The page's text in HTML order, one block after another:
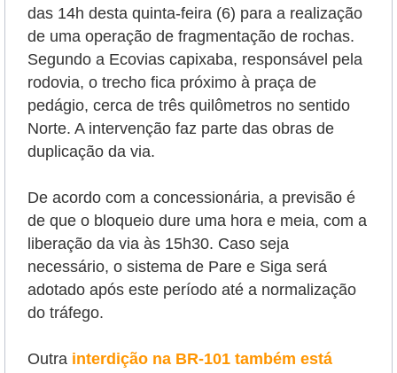
das 14h desta quinta-feira (6) para a realização
de uma operação de fragmentação de rochas.
Segundo a Ecovias capixaba, responsável pela
rodovia, o trecho fica próximo à praça de
pedágio, cerca de três quilômetros no sentido
Norte. A intervenção faz parte das obras de
duplicação da via.
De acordo com a concessionária, a previsão é
de que o bloqueio dure uma hora e meia, com a
liberação da via às 15h30. Caso seja
necessário, o sistema de Pare e Siga será
adotado após este período até a normalização
do tráfego.
Outra interdição na BR-101 também está